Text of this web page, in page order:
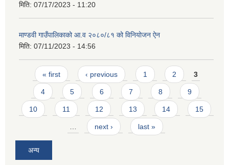
मिति: 07/17/2023 - 11:20
माण्डवी गाउँपालिकाको आ.व २०८०/८१ को विनियोजन ऐन
मिति: 07/11/2023 - 14:56
Pages
« first ‹ previous 1 2 3
4 5 6 7 8 9
10 11 12 13 14 15
next › last »
अन्य